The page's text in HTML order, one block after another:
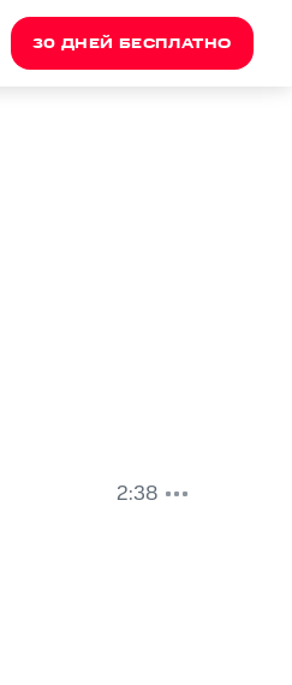
30 ДНЕЙ БЕСПЛАТНО
2:38